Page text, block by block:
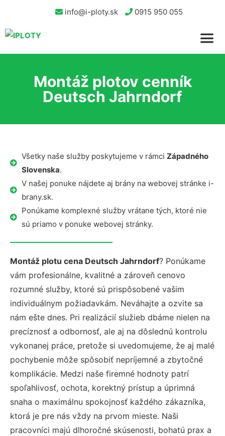
info@i-ploty.sk 0915 950 055
Montáž plotov cenník
Deutsch Jahrndorf
Všetky naše služby poskytujeme v rámci Západného
Slovenska.
V našej ponuke nájdete aj brány na webovej stránke i-
brany.sk.
Ponúkame komplexné služby vrátane tých, ktoré nie
sú priamo v ponuke webovej stránky.
Montáž plotu cena Deutsch Jahrndorf? Ponúkame
vám profesionálne, kvalitné a zároveň cenovo
rozumné služby, ktoré sú prispôsobené vašim
individuálnym požiadavkám. Neváhajte a ozvite sa
nám ešte dnes. Pri realizácií služieb dbáme nielen na
precíznosť a odbornosť, ale aj na dôslednú kontrolu
vykonanej práce, pretože si uvedomujeme, že aj malé
pochybenie môže spôsobiť nepríjemné a zbytočné
komplikácie. Medzi naše firemné hodnoty patrí
spoľahlivosť, ochota, korektný prístup a úprimná
snaha o maximálnu spokojnosť každého zákazníka,
ktorá je pre nás vždy na prvom mieste. Naši
pracovníci majú dlhoročné skúsenosti, bohatú prax a